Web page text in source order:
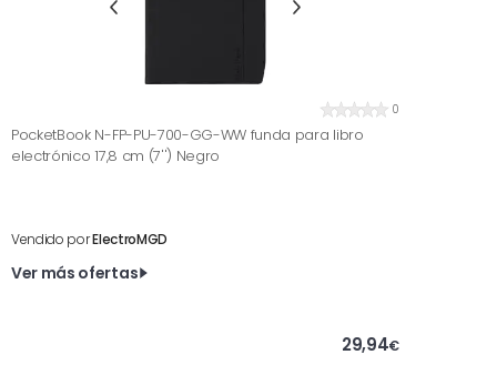
0
PocketBook N-FP-PU-700-GG-WW funda para libro
electrónico 17,8 cm (7'') Negro
Vendido porElectroMGD
Ver más ofertas
29,94€